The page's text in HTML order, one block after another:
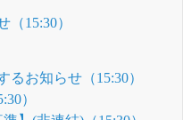
15:30）
お知らせ（15:30）
）